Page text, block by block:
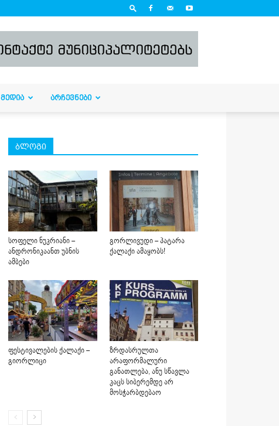
ᲛᲔᲓᲘᲐ ᲐᲠᲩᲔᲕᲜᲔᲑᲘ
ბლოგი
სოფელი ნუკრიანი –
ანდრონიკაანთ უბნის
ამბები
გორლივუდი – პატარა
ქალაქი ამაყობს!
ფესტივალების ქალაქი –
გიორლიცი
ზრდასრულთა
არაფორმალური
განათლება, ანუ სწავლა
კაცს სიბერემდე არ
მოსჭარბდებაო